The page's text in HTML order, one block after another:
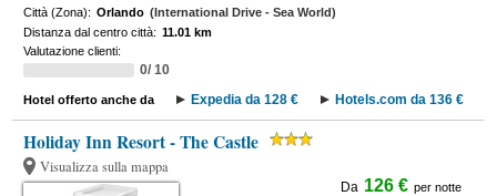
Città (Zona): Orlando (International Drive - Sea World)
Distanza dal centro città: 11.01 km
Valutazione clienti:
0/ 10
Hotel offerto anche da Expedia da 128 € Hotels.com da 136 €
Holiday Inn Resort - The Castle
Visualizza sulla mappa
Da 126 € per notte